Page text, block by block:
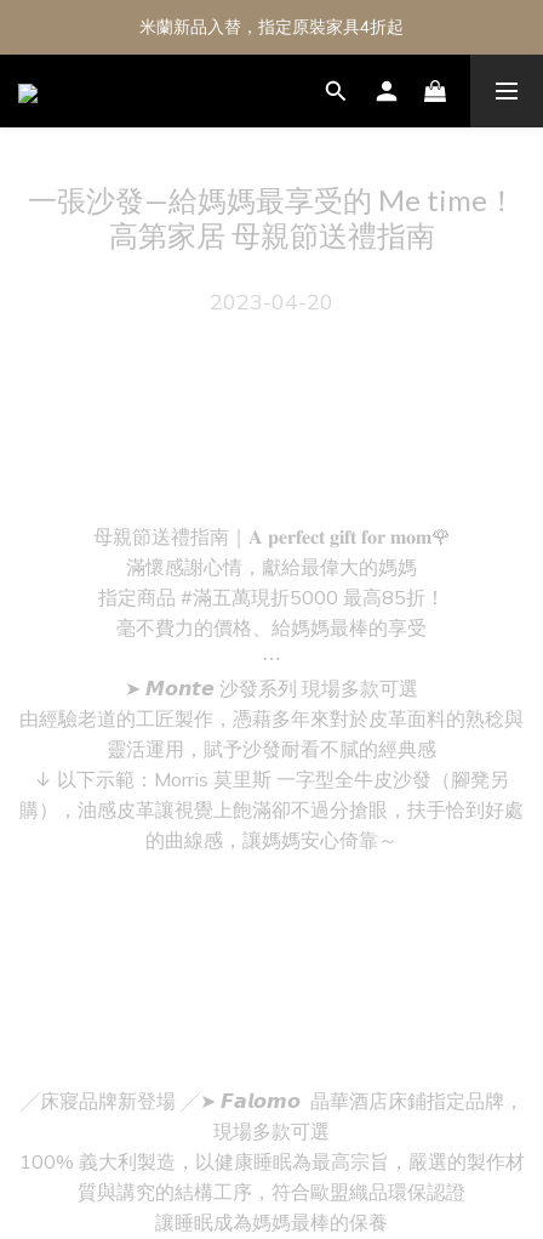
米蘭新品入替，指定原裝家具4折起
一張沙發—給媽媽最享受的 Me time！
高第家居 母親節送禮指南
2023-04-20
母親節送禮指南｜𝐀 𝐩𝐞𝐫𝐟𝐞𝐜𝐭 𝐠𝐢𝐟𝐭 𝐟𝐨𝐫 𝐦𝐨𝐦🌹
滿懷感謝心情，獻給最偉大的媽媽
指定商品 #滿五萬現折5000 最高85折！
毫不費力的價格、給媽媽最棒的享受
⋯
➤ 𝙈𝙤𝙣𝙩𝙚 沙發系列 現場多款可選
由經驗老道的工匠製作，憑藉多年來對於皮革面料的熟稔與
靈活運用，賦予沙發耐看不膩的經典感
↓ 以下示範：Morris 莫里斯 一字型全牛皮沙發（腳凳另
購），油感皮革讓視覺上飽滿卻不過分搶眼，扶手恰到好處
的曲線感，讓媽媽安心倚靠～
╱床寢品牌新登場 ╱➤ 𝙁𝙖𝙡𝙤𝙢𝙤 晶華酒店床鋪指定品牌，
現場多款可選
100% 義大利製造，以健康睡眠為最高宗旨，嚴選的製作材
質與講究的結構工序，符合歐盟織品環保認證
讓睡眠成為媽媽最棒的保養